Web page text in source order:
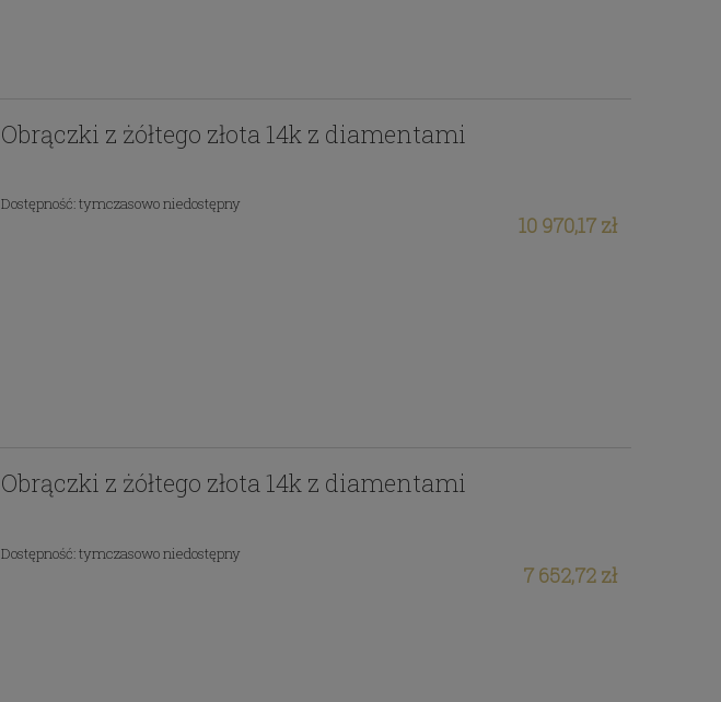
Obrączki z żółtego złota 14k z diamentami
Dostępność:tymczasowo niedostępny
10 970,17 zł
Obrączki z żółtego złota 14k z diamentami
Dostępność:tymczasowo niedostępny
7 652,72 zł